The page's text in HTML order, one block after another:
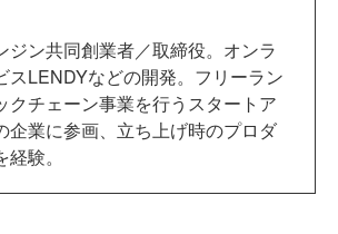
ジン共同創業者／取締役。オンラ
スLENDYなどの開発。フリーラン
クチェーン事業を行うスタートア
企業に参画、立ち上げ時のプロダ
験。